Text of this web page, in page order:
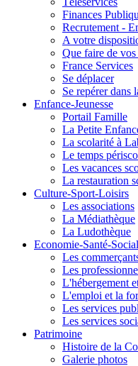
Finances
Recrutement -
A votre
Que faire de vos
France Services
Se déplacer
Se repérer dans
Enfance-Jeunesse
Portail Famille
La Petite
La scolarité à
Le temps
Les vacances
La restauration
Culture-Sport-Loisirs
Les associations
La Médiathèque
La Ludothèque
Economie-Santé-Social
Les
Les
L'hébergement
L'emploi et la
Les services
Les services
Patrimoine
Histoire de la
Galerie photos